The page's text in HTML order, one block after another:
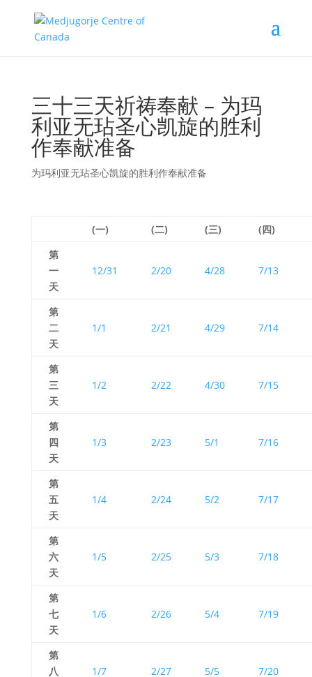
三十三天祈祷奉献 – 为玛
利亚无玷圣心凯旋的胜利
作奉献准备
为玛利亚无玷圣心凯旋的胜利作奉献准备
(一) (二) (三) (四)
第
一
天
12/31 2/20 4/28 7/13
第
二
天
1/1 2/21 4/29 7/14
第
三
天
1/2 2/22 4/30 7/15
第
四
天
1/3 2/23 5/1 7/16
第
五
天
1/4 2/24 5/2 7/17
第
六
天
1/5 2/25 5/3 7/18
第
七
天
1/6 2/26 5/4 7/19
第
八
1/7 2/27 5/5 7/20